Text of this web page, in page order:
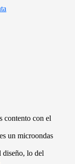
contento con el
un microondas
diseño, lo del